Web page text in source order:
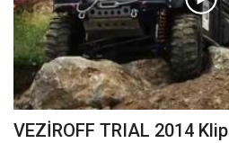
VEZİROFF TRIAL 2014 Klip